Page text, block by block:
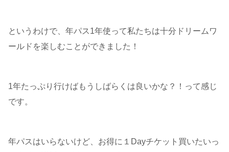
というわけで、年パス1年使って私たちは十分ドリームワ
ールドを楽しむことができました！
1年たっぷり行けばもうしばらくは良いかな？！って感じ
です。
年パスはいらないけど、お得に１Dayチケット買いたいっ